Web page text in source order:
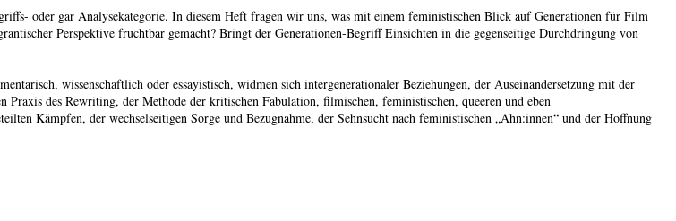
oder gar Analysekategorie. In diesem Heft fragen wir uns, was mit einem feministischen Blick auf Generationen für Film
Perspektive fruchtbar gemacht? Bringt der Generationen-Begriff Einsichten in die gegenseitige Durchdringung von
wissenschaftlich oder essayistisch, widmen sich intergenerationaler Beziehungen, der Auseinandersetzung mit der
des Rewriting, der Methode der kritischen Fabulation, filmischen, feministischen, queeren und eben
Kämpfen, der wechselseitigen Sorge und Bezugnahme, der Sehnsucht nach feministischen „Ahn:innen“ und der Hoffnung